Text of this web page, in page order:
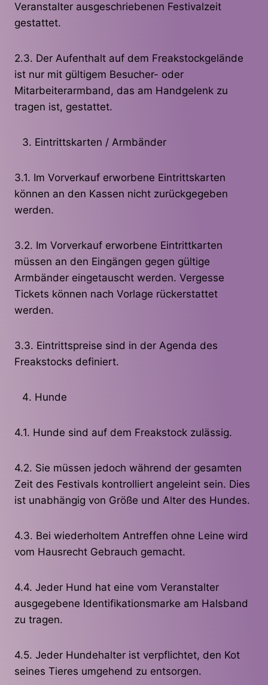
Veranstalter ausgeschriebenen Festivalzeit
gestattet.
2.3. Der Aufenthalt auf dem Freakstockgelände
ist nur mit gültigem Besucher- oder
Mitarbeiterarmband, das am Handgelenk zu
tragen ist, gestattet.
Eintrittskarten / Armbänder
3.1. Im Vorverkauf erworbene Eintrittskarten
können an den Kassen nicht zurückgegeben
werden.
3.2. Im Vorverkauf erworbene Eintrittkarten
müssen an den Eingängen gegen gültige
Armbänder eingetauscht werden. Vergesse
Tickets können nach Vorlage rückerstattet
werden.
3.3. Eintrittspreise sind in der Agenda des
Freakstocks definiert.
Hunde
4.1. Hunde sind auf dem Freakstock zulässig.
4.2. Sie müssen jedoch während der gesamten
Zeit des Festivals kontrolliert angeleint sein. Dies
ist unabhängig von Größe und Alter des Hundes.
4.3. Bei wiederholtem Antreffen ohne Leine wird
vom Hausrecht Gebrauch gemacht.
4.4. Jeder Hund hat eine vom Veranstalter
ausgegebene Identifikationsmarke am Halsband
zu tragen.
4.5. Jeder Hundehalter ist verpflichtet, den Kot
seines Tieres umgehend zu entsorgen.